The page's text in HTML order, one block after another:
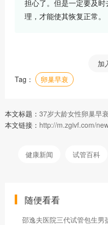
担心了。但是一定要及
理，才能使其恢复正常。
加
Tag：
卵巢早衰
本文标题： 37岁大龄女性卵巢早
本文链接： http://m.zgivf.com/
健康新闻 试管百科
随便看看
邵逸夫医院三代试管包生